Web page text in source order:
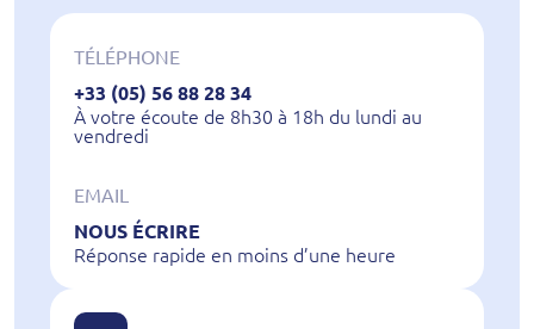
TÉLÉPHONE
+33 (05) 56 88 28 34
À votre écoute de 8h30 à 18h du lundi au
vendredi
EMAIL
NOUS ÉCRIRE
Réponse rapide en moins d’une heure